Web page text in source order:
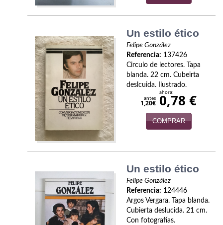
Física y química
Guerra Civil Española
Infantil y juvenil
Infantil y juvenil. Nuevo!!!
Literatura fantástica
Un estilo ético
Felipe González
Referencia: 137426
Circulo de lectores. Tapa
blanda. 22 cm. Cubeirta
deslcuida. Ilustrado.
antes
1,20€
ahora:
0,78 €
COMPRAR
Un estilo ético
Felipe González
Referencia: 124446
Argos Vergara. Tapa blanda.
Cubierta deslucida. 21 cm.
Con fotografías.